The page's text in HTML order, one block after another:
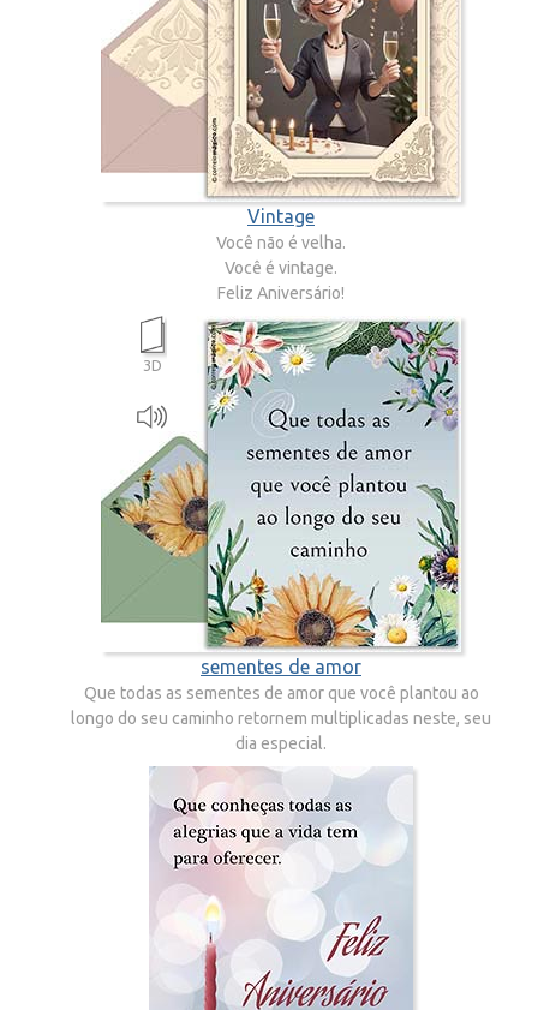
Vintage
Você não é velha.
Você é vintage.
Feliz Aniversário!
sementes de amor
Que todas as sementes de amor que você plantou ao
longo do seu caminho retornem multiplicadas neste, seu
dia especial.
Feliz aniversário!
3D